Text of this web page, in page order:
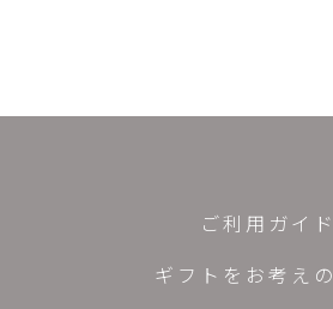
ご利用ガイド
ギフトをお考え